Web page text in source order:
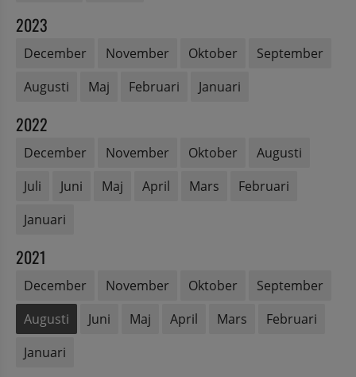
2023
December November Oktober
September
Augusti
Maj Februari Januari
2022
December November Oktober
Augusti
Juli
Juni Maj April Mars
Februari
Januari
2021
December November Oktober
September
Augusti
Juni Maj April Mars
Februari
Januari